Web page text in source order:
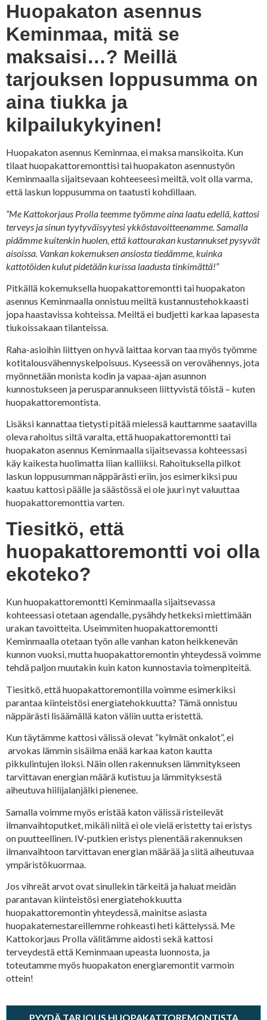
Huopakaton asennus
Keminmaa, mitä se
maksaisi…? Meillä
tarjouksen loppusumma on
aina tiukka ja
kilpailukykyinen!
Huopakaton asennus Keminmaa, ei maksa mansikoita. Kun
tilaat huopakattoremonttisi tai huopakaton asennustyön
Keminmaalla sijaitsevaan kohteeseesi meiltä, voit olla varma,
että laskun loppusumma on taatusti kohdillaan.
”Me Kattokorjaus Prolla teemme työmme aina laatu edellä, kattosi
terveys ja sinun tyytyväisyytesi ykköstavoitteenamme. Samalla
pidämme kuitenkin huolen, että kattourakan kustannukset pysyvät
aisoissa. Vankan kokemuksen ansiosta tiedämme, kuinka
kattotöiden kulut pidetään kurissa laadusta tinkimättä!”
Pitkällä kokemuksella huopakattoremontti tai huopakaton
asennus Keminmaalla onnistuu meiltä kustannustehokkaasti
jopa haastavissa kohteissa. Meiltä ei budjetti karkaa lapasesta
tiukoissakaan tilanteissa.
Raha-asioihin liittyen on hyvä laittaa korvan taa myös työmme
kotitalousvähennyskelpoisuus. Kyseessä on verovähennys, jota
myönnetään monista kodin ja vapaa-ajan asunnon
kunnostukseen ja perusparannukseen liittyvistä töistä – kuten
huopakattoremontista.
Lisäksi kannattaa tietysti pitää mielessä kauttamme saatavilla
oleva rahoitus siltä varalta, että huopakattoremontti tai
huopakaton asennus Keminmaalla sijaitsevassa kohteessasi
käy kaikesta huolimatta liian kalliiksi. Rahoituksella pilkot
laskun loppusumman näppärästi eriin, jos esimerkiksi puu
kaatuu kattosi päälle ja säästössä ei ole juuri nyt valuuttaa
huopakattoremonttia varten.
Tiesitkö, että
huopakattoremontti voi olla
ekoteko?
Kun huopakattoremontti Keminmaalla sijaitsevassa
kohteessasi otetaan agendalle, pysähdy hetkeksi miettimään
urakan tavoitteita. Useimmiten huopakattoremontti
Keminmaalla otetaan työn alle vanhan katon heikkenevän
kunnon vuoksi, mutta huopakattoremontin yhteydessä voimme
tehdä paljon muutakin kuin katon kunnostavia toimenpiteitä.
Tiesitkö, että huopakattoremontilla voimme esimerkiksi
parantaa kiinteistösi energiatehokkuutta? Tämä onnistuu
näppärästi lisäämällä katon väliin uutta eristettä.
Kun täytämme kattosi välissä olevat ”kylmät onkalot”, ei
arvokas lämmin sisäilma enää karkaa katon kautta
pikkulintujen iloksi. Näin ollen rakennuksen lämmitykseen
tarvittavan energian määrä kutistuu ja lämmityksestä
aiheutuva hiilijalanjälki pienenee.
Samalla voimme myös eristää katon välissä risteilevät
ilmanvaihtoputket, mikäli niitä ei ole vielä eristetty tai eristys
on puutteellinen. IV-putkien eristys pienentää rakennuksen
ilmanvaihtoon tarvittavan energian määrää ja siitä aiheutuvaa
ympäristökuormaa.
Jos vihreät arvot ovat sinullekin tärkeitä ja haluat meidän
parantavan kiinteistösi energiatehokkuutta
huopakattoremontin yhteydessä, mainitse asiasta
huopakatemestareillemme rohkeasti heti kättelyssä. Me
Kattokorjaus Prolla välitämme aidosti sekä kattosi
terveydestä että Keminmaan upeasta luonnosta, ja
toteutamme myös huopakaton energiaremontit varmoin
ottein!
PYYDÄ TARJOUS HUOPAKATTOREMONTISTA